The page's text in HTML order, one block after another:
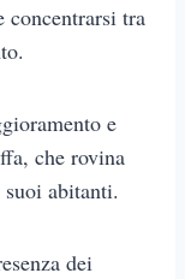
concentrarsi tra
e
che rovina
suoi abitanti.
dei